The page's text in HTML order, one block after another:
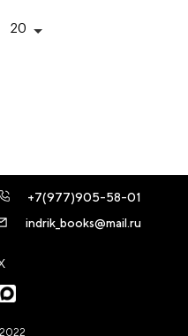
20
+7(977)905-58-01
indrik_books@mail.ru